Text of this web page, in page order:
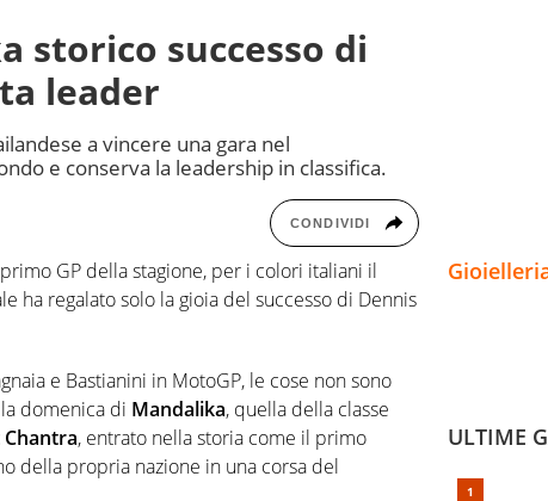
storico successo di
leader
a vincere una gara nel
e conserva la leadership in classifica.
CONDIVIDI
GP della stagione, per i colori italiani il
ha regalato solo la gioia del successo di Dennis
e Bastianini in MotoGP, le cose non sono
domenica di Mandalika, quella della classe
, entrato nella storia come il primo
della propria nazione in una corsa del
ULTIME